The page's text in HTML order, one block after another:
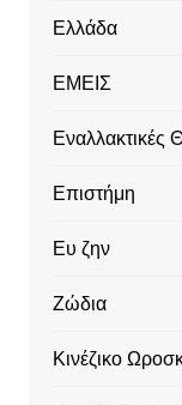
Ελλάδα
ΕΜΕΙΣ
Εναλλακτικές
Επιστήμη
Ευ ζην
Ζώδια
Κινέζικο